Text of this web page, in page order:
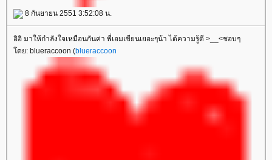
8 กันยายน 2551 3:52:08 น.
อิอิ มาให้กำลังใจเหมือนกันค่า พี่เอมเขียนเยอะๆน้า ได้ความรู้ดี >__<ชอบๆ
ดย: blueraccoon (blueraccoon